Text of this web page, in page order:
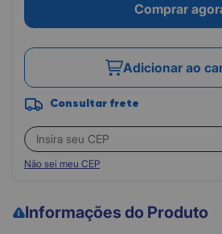
Comprar
Adicionar ao
Consultar frete
Não sei meu CEP
Informações do Produto